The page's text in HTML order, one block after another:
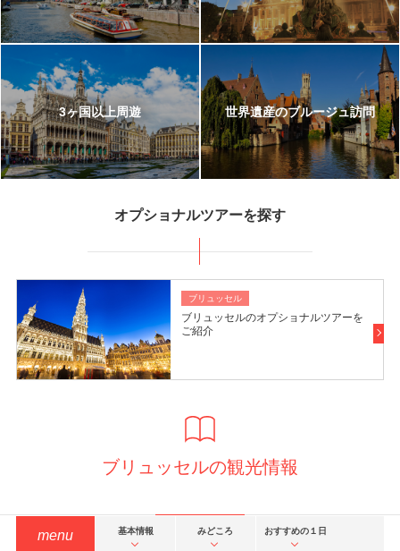
成田 発 日間 308,800円～503,800 円
3ヶ国以上周遊 世界遺産のブルージュ訪問
オプショナルツアーを探す
ブリュッセル
ブリュッセルのオプショナルツアーを
ご紹介
ブリュッセルの観光情報
menu 基本情報 みどころ おすすめの１日